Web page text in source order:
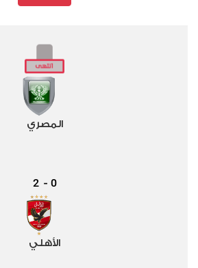
المصري
0
-
2
الأهلي